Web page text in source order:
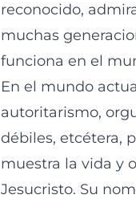
reconocido,
muchas
funciona en el
En el mundo
autoritarismo,
débiles, etcétera,
muestra la vida y
Jesucristo. Su